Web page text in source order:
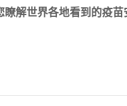
解世界各地看到的疫苗